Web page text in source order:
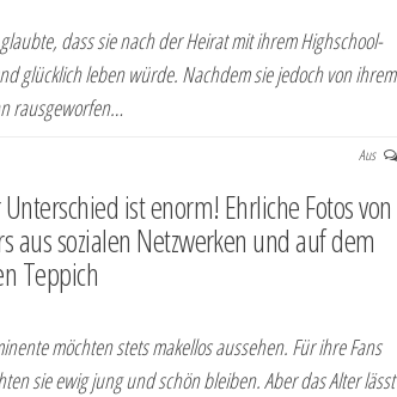
dass sie nach der Heirat mit ihrem Highschool-
glücklich leben würde. Nachdem sie jedoch von ihrem
rausgeworfen…
Aus
ist enorm! Ehrliche Fotos von
aus sozialen Netzwerken und auf dem
Teppich
möchten stets makellos aussehen. Für ihre Fans
sie ewig jung und schön bleiben. Aber das Alter lässt